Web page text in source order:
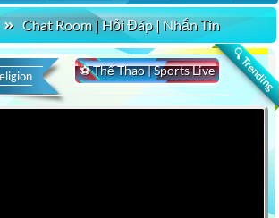
Chat Room | Hỏi Đáp | Nhắn Tin
🔍 Trending
⚽ Thể Thao | Sports Live